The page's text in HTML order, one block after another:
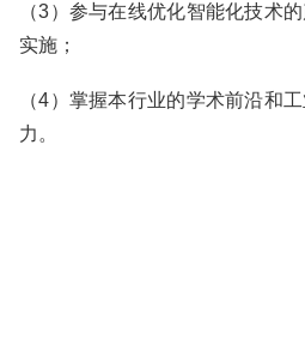
（3）参与在线优化智能化技术
实施；
（4）掌握本行业的学术前沿和
力。